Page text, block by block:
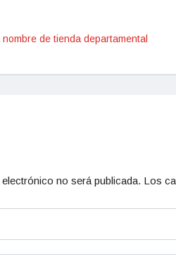
de tienda departamental
no será publicada. Los